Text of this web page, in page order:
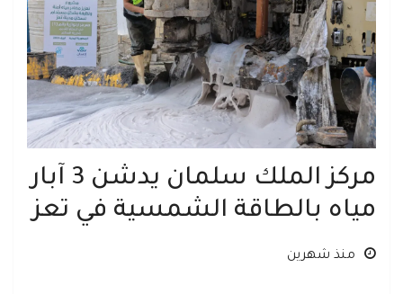
مركز الملك سلمان يدشن 3 آبار
مياه بالطاقة الشمسية في تعز
منذ شهرين